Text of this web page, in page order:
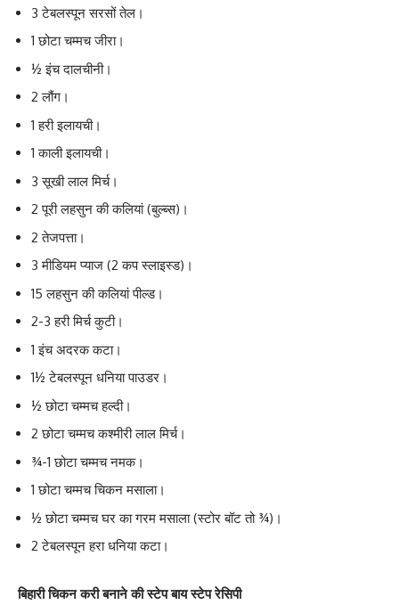
3 टेबलस्पून सरसों तेल।
1 छोटा चम्मच जीरा।
½ इंच दालचीनी।
2 लौंग।
1 हरी इलायची।
1 काली इलायची।
3 सूखी लाल मिर्च।
2 पूरी लहसुन की कलियां (बुल्ब्स)।
2 तेजपत्ता।
3 मीडियम प्याज (2 कप स्लाइस्ड)।
15 लहसुन की कलियां पील्ड।
2-3 हरी मिर्च कुटी।
1 इंच अदरक कटा।
1½ टेबलस्पून धनिया पाउडर।
½ छोटा चम्मच हल्दी।
2 छोटा चम्मच कश्मीरी लाल मिर्च।
¾-1 छोटा चम्मच नमक।
1 छोटा चम्मच चिकन मसाला।
½ छोटा चम्मच घर का गरम मसाला (स्टोर बॉट तो ¾)।
2 टेबलस्पून हरा धनिया कटा।
बिहारी चिकन करी बनाने की स्टेप बाय स्टेप रेसिपी